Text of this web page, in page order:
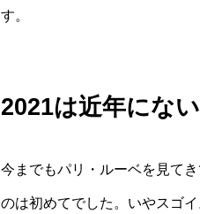
す。
2021は近年にな
今までもパリ・ルーベを見て
のは初めてでした。いやスゴ